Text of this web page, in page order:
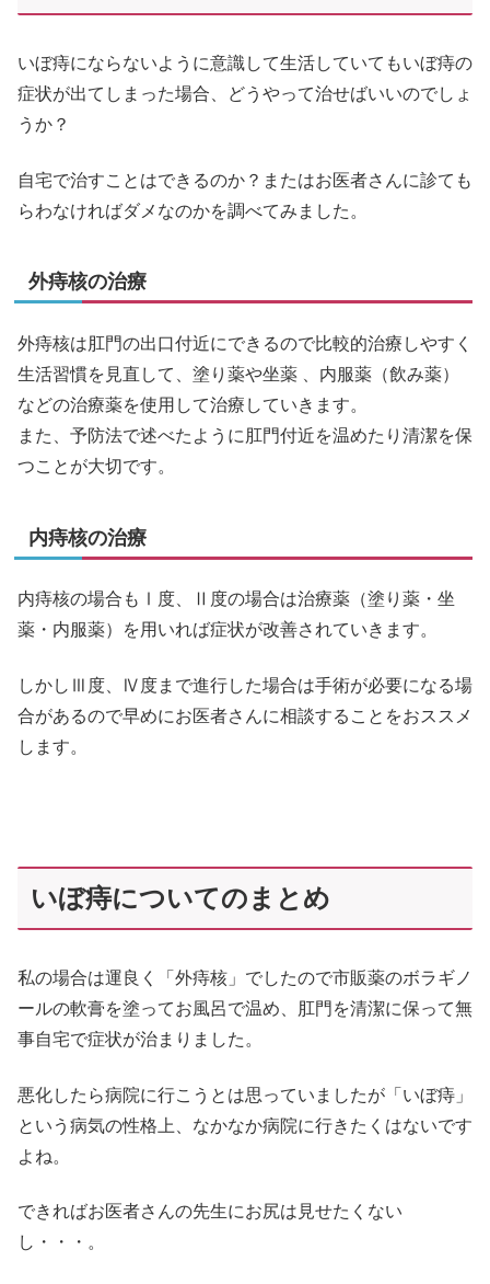
いぼ痔にならないように意識して生活していてもいぼ痔の
症状が出てしまった場合、どうやって治せばいいのでしょ
うか？
自宅で治すことはできるのか？またはお医者さんに診ても
らわなければダメなのかを調べてみました。
外痔核の治療
外痔核は肛門の出口付近にできるので比較的治療しやすく
生活習慣を見直して、塗り薬や坐薬 、内服薬（飲み薬）
などの治療薬を使用して治療していきます。
また、予防法で述べたように肛門付近を温めたり清潔を保
つことが大切です。
内痔核の治療
内痔核の場合もⅠ度、Ⅱ度の場合は治療薬（塗り薬・坐
薬・内服薬）を用いれば症状が改善されていきます。
しかしⅢ度、Ⅳ度まで進行した場合は手術が必要になる場
合があるので早めにお医者さんに相談することをおススメ
します。
いぼ痔についてのまとめ
私の場合は運良く「外痔核」でしたので市販薬のボラギノ
ールの軟膏を塗ってお風呂で温め、肛門を清潔に保って無
事自宅で症状が治まりました。
悪化したら病院に行こうとは思っていましたが「いぼ痔」
という病気の性格上、なかなか病院に行きたくはないです
よね。
できればお医者さんの先生にお尻は見せたくない
し・・・。